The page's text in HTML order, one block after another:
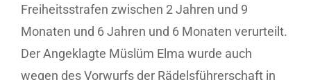
Freiheitsstrafen zwischen 2 Jahren und 9
Monaten und 6 Jahren und 6 Monaten verurteilt.
Der Angeklagte Müslüm Elma wurde auch
wegen des Vorwurfs der Rädelsführerschaft in